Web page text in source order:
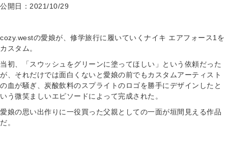
公開日：2021/10/29
cozy.westの愛娘が、修学旅行に履いていくナイキ エアフォース1を
カスタム。
当初、「スウッシュをグリーンに塗ってほしい」という依頼だった
が、それだけでは面白くないと愛娘の前でもカスタムアーティスト
の血が騒ぎ、炭酸飲料のスプライトのロゴを勝手にデザインしたと
いう微笑ましいエピソードによって完成された。
愛娘の思い出作りに一役買った父親としての一面が垣間見える作品
だ。